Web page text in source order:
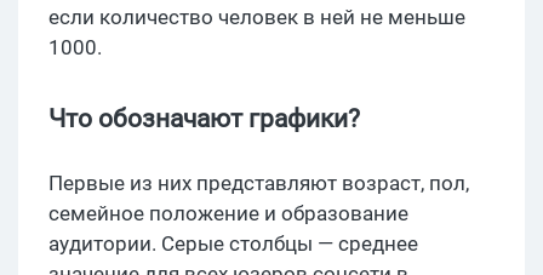
если количество человек в ней не меньше
1000.
Что обозначают графики?
Первые из них представляют возраст, пол,
семейное положение и образование
аудитории. Серые столбцы — среднее